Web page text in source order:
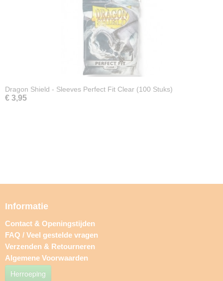
Dragon Shield - Sleeves Perfect Fit Clear (100 Stuks)
€ 3,95
Informatie
Contact & Openingstijden
FAQ / Veel gestelde vragen
Verzenden & Retourneren
Algemene Voorwaarden
Herroeping